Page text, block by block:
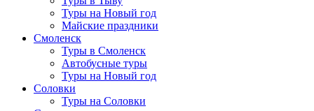
Туры на Новый год
Майские праздники
Смоленск
Туры в Смоленск
Автобусные туры
Туры на Новый год
Соловки
Туры на Соловки